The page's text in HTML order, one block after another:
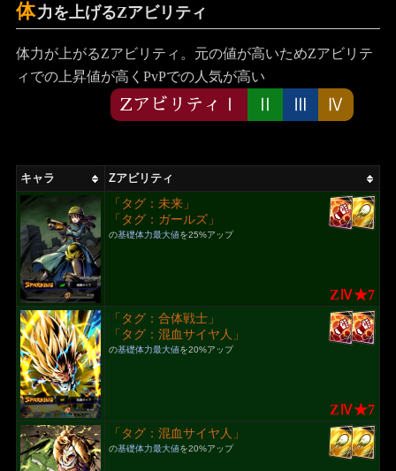
体力を上げるZアビリティ
体力が上がるZアビリティ。元の値が高いためZアビリテ
ィでの上昇値が高くPvPでの人気が高い
ZアビリティⅠ Ⅳ
キャラ Zアビリティ
「タグ：未来」
「タグ：ガールズ」
の基礎体力最大値を25%アップ
ZⅣ★7
「タグ：合体戦士」
「タグ：混血サイヤ人」
の基礎体力最大値を20%アップ
ZⅣ★7
「タグ：混血サイヤ人」
の基礎体力最大値を20%アップ